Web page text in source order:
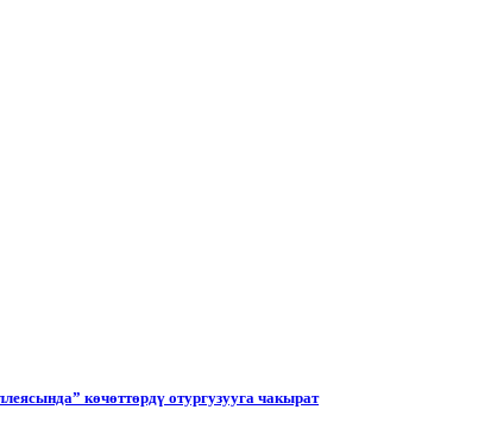
көчөттөрдү отургузууга чакырат